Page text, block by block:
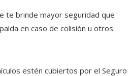
te brinde mayor seguridad que
en caso de colisión u otros
estén cubiertos por el Seguro